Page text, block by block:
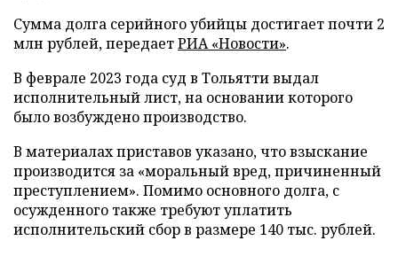
Сумма долга серийного убийцы достигает почти 2
млн рублей, передаетРИА «Новости».
В феврале 2023 года суд в Тольятти выдал
исполнительный лист, на основании которого
было возбуждено производство.
В материалах приставов указано, что взыскание
производится за «моральный вред, причиненный
преступлением». Помимо основного долга, с
осужденного также требуют уплатить
исполнительский сбор в размере 140 тыс. рублей.